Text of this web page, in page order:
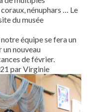
nénuphars … Le
du musée
équipe se fera un
nouveau
de février.
par Virginie